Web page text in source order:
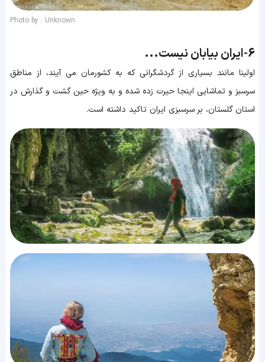
Photo by : Unknown
6- ایران بیابان نیست...
اولینا مانند بسیاری از گردشگرانی که به کشورمان می آیند، از مناطق
سرسبز و تماشایی اینجا حیرت زده شده و به ویژه حین گشت و گذارش در
استان گلستان، بر سرسبزی ایران تاکید داشته است.